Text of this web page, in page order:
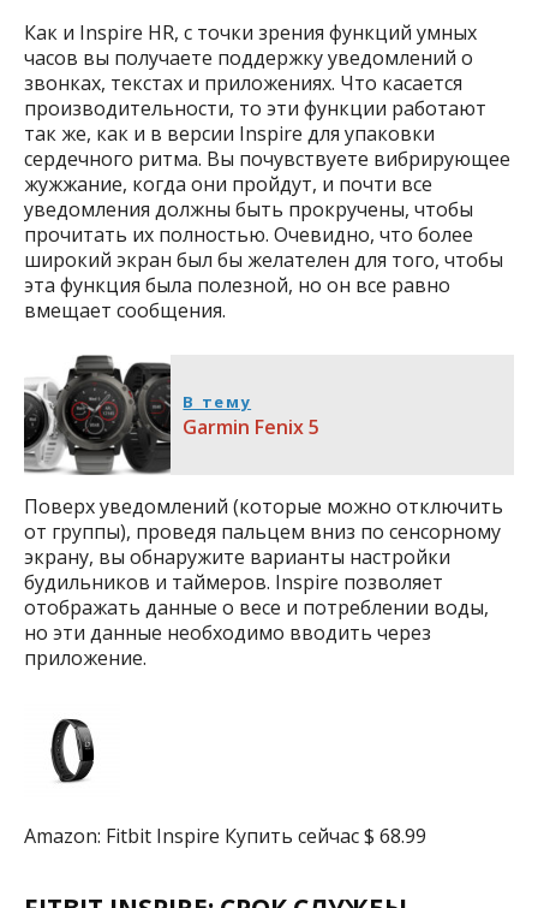
Как и Inspire HR, с точки зрения функций умных
часов вы получаете поддержку уведомлений о
звонках, текстах и ​​приложениях. Что касается
производительности, то эти функции работают
так же, как и в версии Inspire для упаковки
сердечного ритма. Вы почувствуете вибрирующее
жужжание, когда они пройдут, и почти все
уведомления должны быть прокручены, чтобы
прочитать их полностью. Очевидно, что более
широкий экран был бы желателен для того, чтобы
эта функция была полезной, но он все равно
вмещает сообщения.
В тему
Garmin Fenix 5
Поверх уведомлений (которые можно отключить
от группы), проведя пальцем вниз по сенсорному
экрану, вы обнаружите варианты настройки
будильников и таймеров. Inspire позволяет
отображать данные о весе и потреблении воды,
но эти данные необходимо вводить через
приложение.
Amazon: Fitbit Inspire Купить сейчас $ 68.99